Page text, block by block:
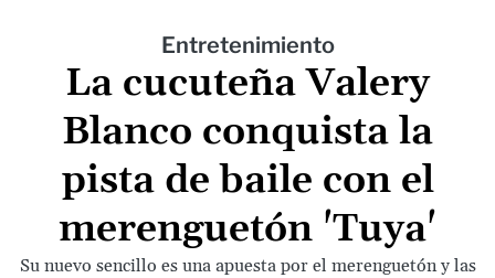
Entretenimiento
La cucuteña Valery
Blanco conquista la
pista de baile con el
merenguetón 'Tuya'
Su nuevo sencillo es una apuesta por el merenguetón y las